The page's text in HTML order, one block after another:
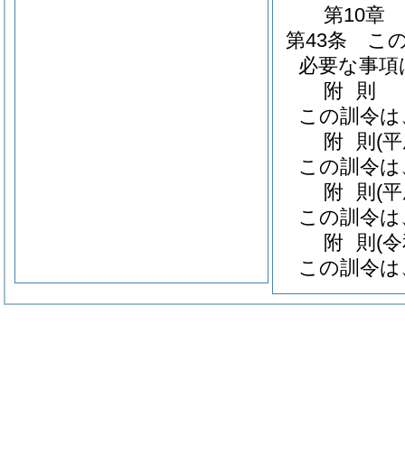
第10章
第43条
こ
必要な事
附 則
この訓令
附 則 (
この訓令
附 則 (
この訓令
附 則 (
この訓令